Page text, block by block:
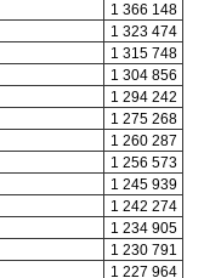
1 366 148
1 323 474
1 315 748
1 304 856
1 294 242
1 275 268
1 260 287
1 256 573
1 245 939
1 242 274
1 234 905
1 230 791
1 227 964